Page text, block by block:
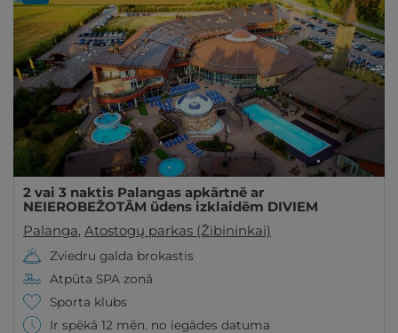
2 vai 3 naktis Palangas apkārtnē ar
NEIEROBEŽOTĀM ūdens izklaidēm DIVIEM
Palanga, Atostogų parkas (Žibininkai)
Zviedru galda brokastis
Atpūta SPA zonā
Sporta klubs
Ir spēkā 12 mēn. no iegādes datuma